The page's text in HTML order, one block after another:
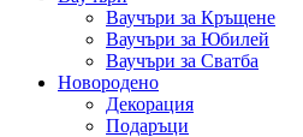
Ваучъри за Кръщене
Ваучъри за Юбилей
Ваучъри за Сватба
Новородено
Декорация
Подаръци